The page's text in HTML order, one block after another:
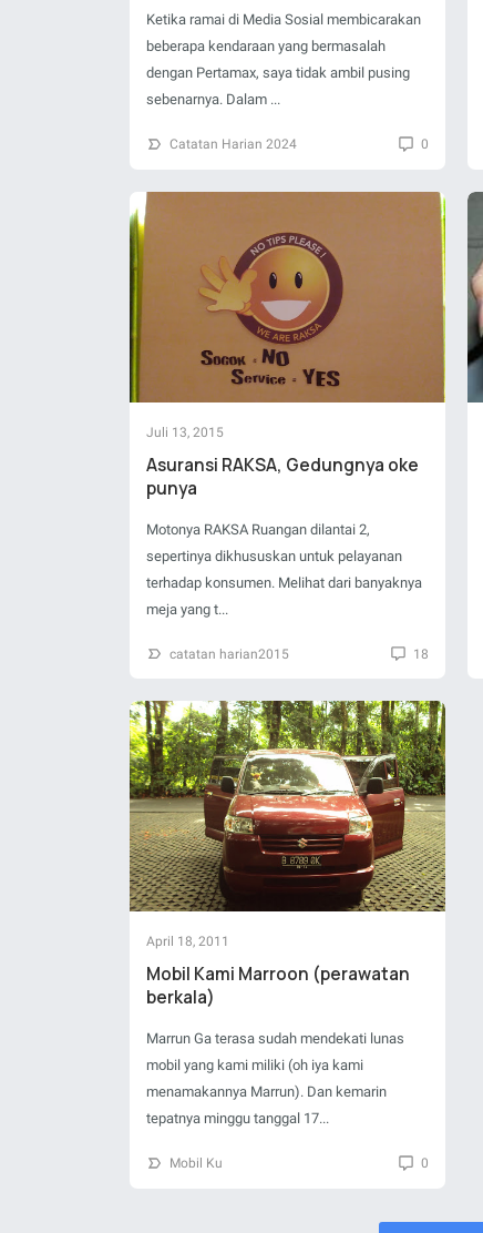
Ketika ramai di Media Sosial membicarakan
beberapa kendaraan yang bermasalah
dengan Pertamax, saya tidak ambil pusing
sebenarnya. Dalam ...
Catatan Harian 2024 0
Juli 13, 2015
Asuransi RAKSA, Gedungnya oke
punya
Motonya RAKSA Ruangan dilantai 2,
sepertinya dikhususkan untuk pelayanan
terhadap konsumen. Melihat dari banyaknya
meja yang t...
catatan harian2015 18
April 18, 2011
Mobil Kami Marroon (perawatan
berkala)
Marrun Ga terasa sudah mendekati lunas
mobil yang kami miliki (oh iya kami
menamakannya Marrun). Dan kemarin
tepatnya minggu tanggal 17...
Mobil Ku 0